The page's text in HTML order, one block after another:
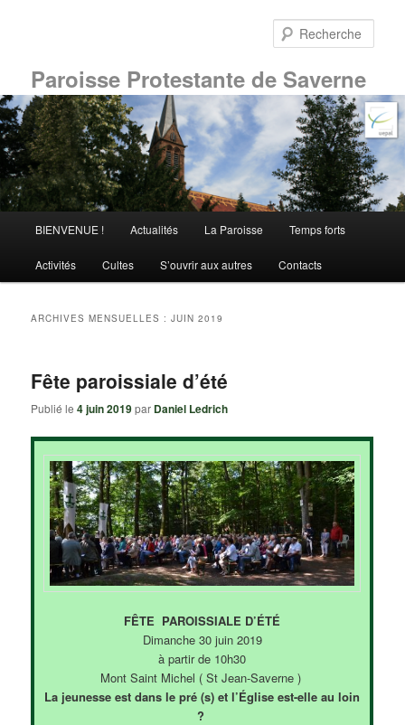
Paroisse Protestante de Saverne
principal
BIENVENUE ! Actualités La Paroisse Temps forts
Activités Cultes S’ouvrir aux autres Contacts
ARCHIVES MENSUELLES :JUIN 2019
Fête paroissiale d’été
Publié le4 juin 2019par Daniel Ledrich
FÊTE PAROISSIALE D’ÉTÉ
Dimanche 30 juin 2019
à partir de 10h30
Mont Saint Michel ( St Jean-Saverne )
La jeunesse est dans le pré (s) et l’Église est-elle au loin
?